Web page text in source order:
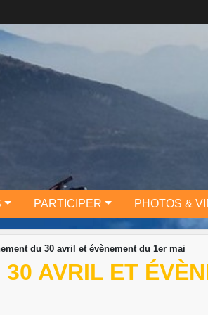
PARTICIPER PHOTOS &
du 30 avril et évènement du 1er mai
AVRIL ET